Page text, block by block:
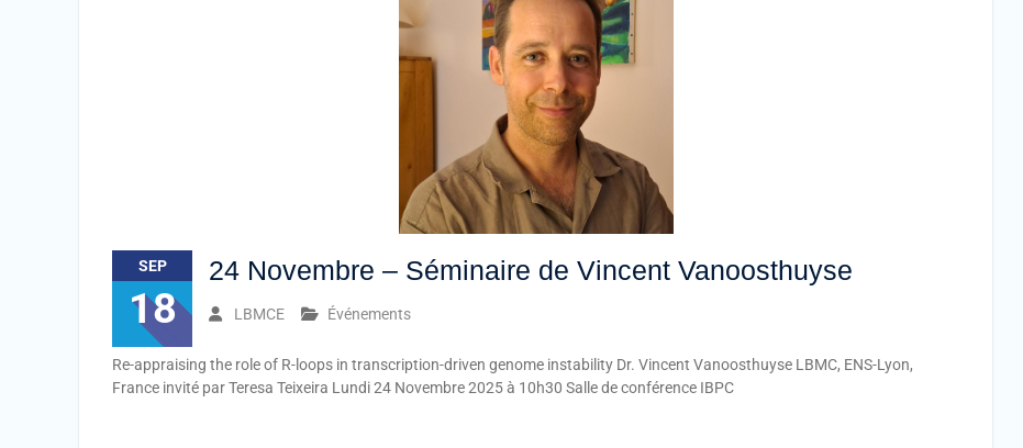
SEP
18
24 Novembre – Séminaire de Vincent Vanoosthuyse
LBMCE Événements
Re-appraising the role of R-loops in transcription-driven genome instability Dr. Vincent Vanoosthuyse LBMC, ENS-Lyon,
France invité par Teresa Teixeira Lundi 24 Novembre 2025 à 10h30 Salle de conférence IBPC